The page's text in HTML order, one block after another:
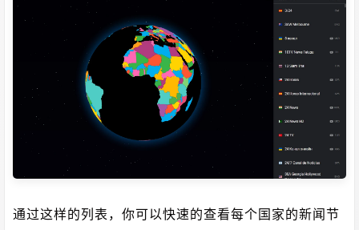
通过这样的列表，你可以快速的查看每个国家的新闻节